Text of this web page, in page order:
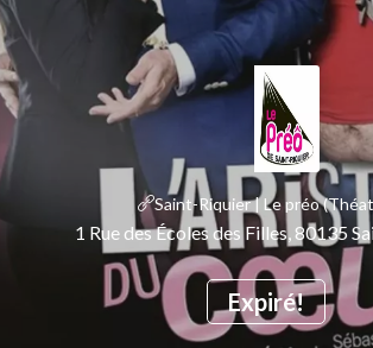
Expiré!
Saint-Riquier | Le préo
1 Rue des Écoles des Filles, 80135